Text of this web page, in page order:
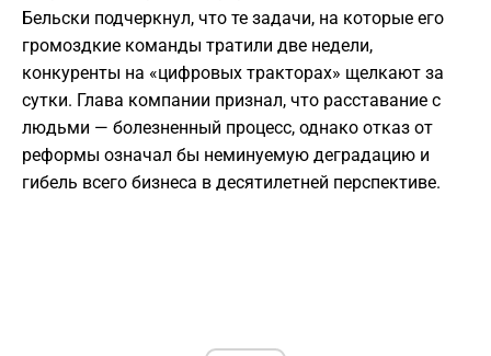
Бельски подчеркнул, что те задачи, на которые его
громоздкие команды тратили две недели,
конкуренты на «цифровых тракторах» щелкают за
сутки. Глава компании признал, что расставание с
людьми — болезненный процесс, однако отказ от
реформы означал бы неминуемую деградацию и
гибель всего бизнеса в десятилетней перспективе.